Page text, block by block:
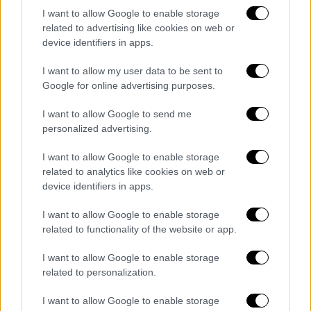
I want to allow Google to enable storage
related to advertising like cookies on web or
device identifiers in apps.
I want to allow my user data to be sent to
Google for online advertising purposes.
I want to allow Google to send me
personalized advertising.
I want to allow Google to enable storage
related to analytics like cookies on web or
device identifiers in apps.
I want to allow Google to enable storage
related to functionality of the website or app.
I want to allow Google to enable storage
related to personalization.
I want to allow Google to enable storage
σωματικές βλάβες σε άλλα άτομα μέσα στο
κοινό.
Αυστηρό μήνυμα από την αστυνομία:
«Καμία ανοχή»
Ο βοηθός αρχηγός της αστυνομίας, Ματ
Μπόιλ, εμφανίστηκε καθησυχαστικός αλλά
και ξεκάθαρος: «Είχαμε σχεδιάσει τα μέτρα
ασφαλείας για αυτές τις συναυλίες εδώ και
μήνες. Γενικά όλα κυλούν καλά, αλλά δεν
πρόκειται ν' ανεχτούμε επιθετικές
συμπεριφορές προς εργαζόμενους ή
παραβιάσεις του εναέριου χώρου».
Moment hoards of 'ticketless' Oasis
fans storm Heaton Park amid safety
fears for next set of gigs in Britain's